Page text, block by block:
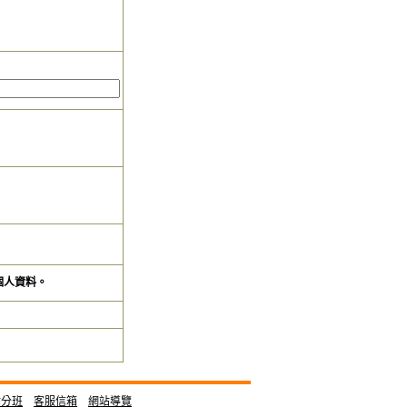
資料。
班 客服信箱 網站導覽